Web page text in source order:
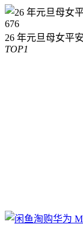
676
26 年元旦母女平
TOP1